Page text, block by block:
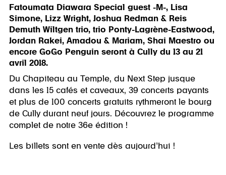
Fatoumata Diawara Special guest -M-, Lisa
Simone, Lizz Wright, Joshua Redman & Reis
Demuth Wiltgen trio, trio Ponty-Lagrène-Eastwood,
Jordan Rakei, Amadou & Mariam, Shai Maestro ou
encore GoGo Penguin seront à Cully du 13 au 21
avril 2018.
Du Chapiteau au Temple, du Next Step jusque
dans les 15 cafés et caveaux, 39 concerts payants
et plus de 100 concerts gratuits rythmeront le bourg
de Cully durant neuf jours. Découvrez le programme
complet de notre 36e édition !
Les billets sont en vente dès aujourd’hui !